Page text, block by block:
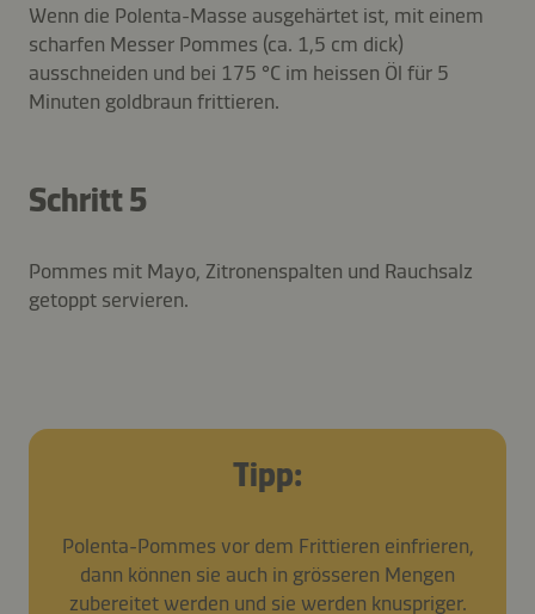
Wenn die Polenta-Masse ausgehärtet ist, mit einem
scharfen Messer Pommes (ca. 1,5 cm dick)
ausschneiden und bei 175 °C im heissen Öl für 5
Minuten goldbraun frittieren.
Schritt 5
Pommes mit Mayo, Zitronenspalten und Rauchsalz
getoppt servieren.
Tipp:
Polenta-Pommes vor dem Frittieren einfrieren,
dann können sie auch in grösseren Mengen
zubereitet werden und sie werden knuspriger.